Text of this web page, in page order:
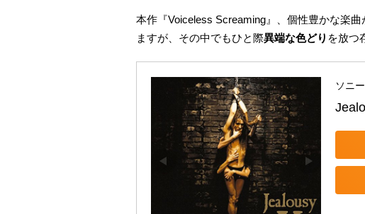
本作『Voiceless Screaming』、個性豊かな楽
ますが、その中でもひと際異端な色どり を放つ
ソニ